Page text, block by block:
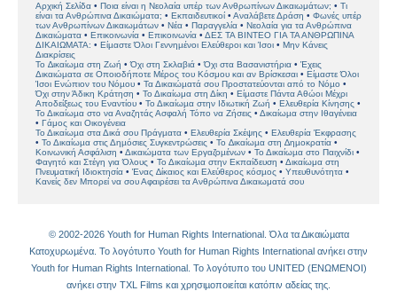
Αρχική Σελίδα Ποια είναι η Νεολαία υπέρ των Ανθρωπίνων Δικαιωμάτων;
Τι
είναι τα Ανθρώπινα Δικαιώματα;
Εκπαιδευτικοί Αναλάβετε Δράση
Φωνές υπέρ
των Ανθρωπίνων Δικαιωμάτων
Νέα Παραγγελία
Νεολαία για τα Ανθρώπινα
Δικαιώματα
Επικοινωνία Επικοινωνία
ΔΕΣ ΤΑ ΒΙΝΤΕΟ ΓΙΑ ΤΑ ΑΝΘΡΩΠΙΝΑ
ΔΙΚΑΙΩΜΑΤΑ:
Είµαστε Όλοι Γεννηµένοι Ελεύθεροι και Ίσοι
Μην Κάνεις
Διακρίσεις
Το ∆ικαίωµα στη Ζωή
Όχι στη Σκλαβιά Όχι στα Βασανιστήρια
Έχεις
Δικαιώµατα σε Οποιοδήποτε Μέρος του Κόσμου και αν Βρίσκεσαι
Είµαστε Όλοι
Ίσοι Ενώπιον του Νόµου
Τα Δικαιώµατά σου Προστατεύονται από το Νόµο
Όχι στην Άδικη Κράτηση
Το Δικαίωμα στη Δίκη
Είµαστε Πάντα Αθώοι Μέχρι
Αποδείξεως του Εναντίου
Το Δικαίωµα στην Ιδιωτική Ζωή
Ελευθερία Κίνησης
Το Δικαίωµα στο να Αναζητάς Ασφαλή Τόπο να Ζήσεις
Δικαίωµα στην Ιθαγένεια
Γάμος και Οικογένεια
Το Δικαίωµα στα Δικά σου Πράγµατα
Ελευθερία Σκέψης
Ελευθερία Έκφρασης
Το Δικαίωµα στις Δηµόσιες Συγκεντρώσεις
Το ∆ικαίωµα στη ∆ηµοκρατία
Κοινωνική Ασφάλιση
Δικαιώματα των Εργαζοµένων
Το Δικαίωµα στο Παιχνίδι
Φαγητό και Στέγη για Όλους
Το Δικαίωµα στην Εκπαίδευση
Δικαίωμα στη
Πνευματική Ιδιοκτησία
Ένας ∆ίκαιος και Ελεύθερος κόσµος
Υπευθυνότητα
Κανείς δεν Μπορεί να σου Αφαιρέσει τα Ανθρώπινα Δικαιωματά σου
© 2002-2026 Youth for Human Rights International. Όλα τα Δικαιώµατα
Κατοχυρωµένα. Το λογότυπο Youth for Human Rights International ανήκει στην
Youth for Human Rights International. Το λογότυπο του UNITED (ΕΝΩΜΕΝΟΙ)
ανήκει στην TΧL Films και χρησιµοποιείται κατόπιν αδείας της.